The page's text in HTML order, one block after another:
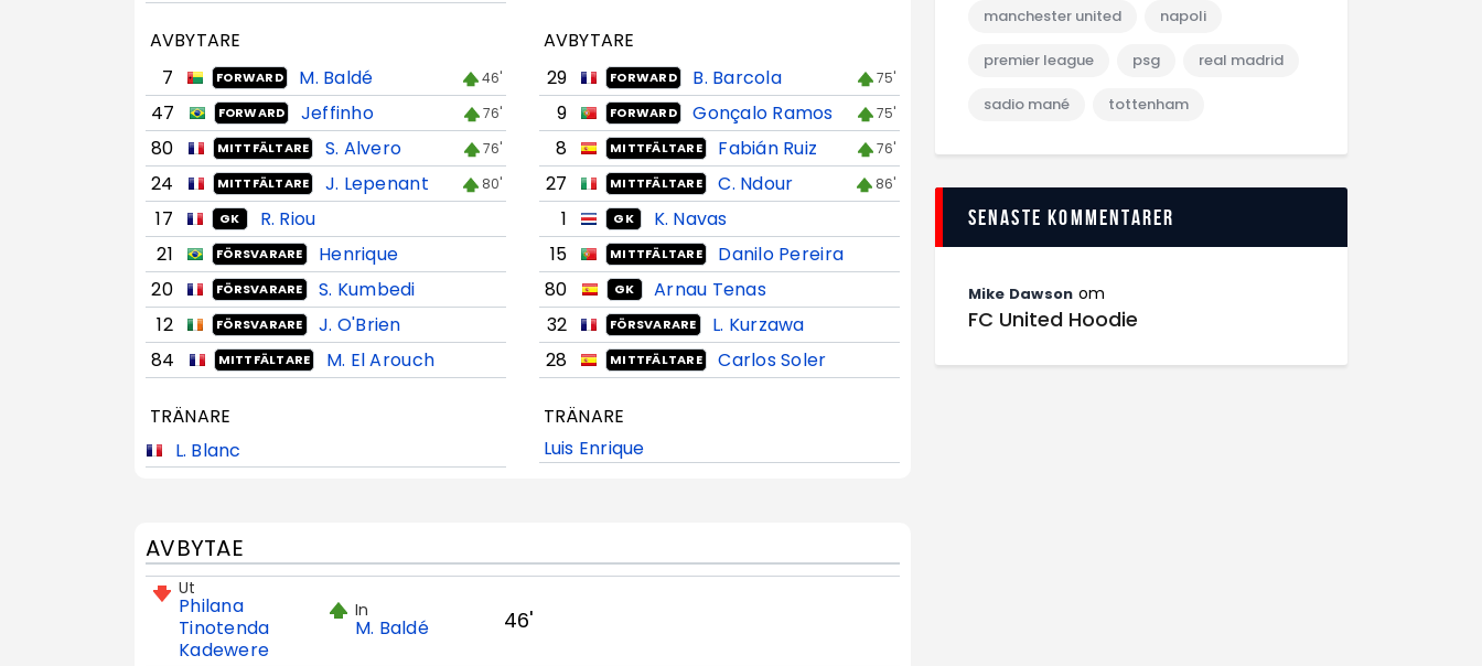
AVBYTARE
7
FORWARD M. Baldé 46'
47 FORWARD Jeffinho 76'
80 MITTFÄLTARE S. Alvero 76'
24 MITTFÄLTARE J. Lepenant 80'
17 GK
R. Riou
21
FÖRSVARARE
Henrique
20
FÖRSVARARE
S. Kumbedi
12
FÖRSVARARE
J. O'Brien
84
MITTFÄLTARE M. El Arouch
TRÄNARE
L. Blanc
AVBYTARE
29
FORWARD B. Barcola 75'
9 FORWARD Gonçalo Ramos 75'
8 MITTFÄLTARE Fabián Ruiz 76'
27 MITTFÄLTARE C. Ndour 86'
1 GK
K. Navas
15
MITTFÄLTARE
Danilo Pereira
80
GK
Arnau Tenas
32
FÖRSVARARE
L. Kurzawa
28
MITTFÄLTARE Carlos Soler
TRÄNARE
Luis Enrique
AVBYTAE
Ut
Philana
Tinotenda
Kadewere
In
M. Baldé 46'
manchester united napoli
premier league psg real madrid
sadio mané tottenham
Senaste kommentarer
Mike Dawson om
FC United Hoodie